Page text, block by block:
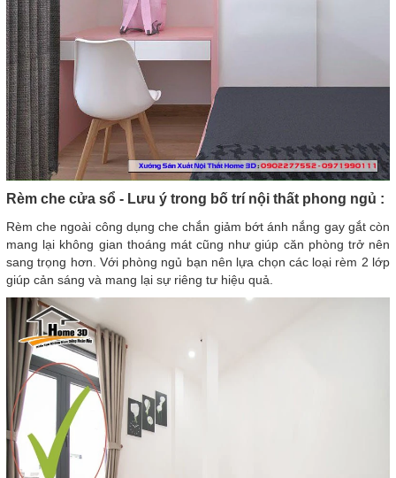
Rèm che cửa sổ - Lưu ý trong bố trí nội thất phong ngủ :
Rèm che ngoài công dụng che chắn giảm bớt ánh nắng gay gắt còn
mang lại không gian thoáng mát cũng như giúp căn phòng trở nên
sang trọng hơn. Với phòng ngủ bạn nên lựa chọn các loại rèm 2 lớp
giúp cản sáng và mang lại sự riêng tư hiệu quả.